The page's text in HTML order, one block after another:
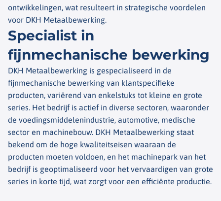
ontwikkelingen, wat resulteert in strategische voordelen
voor DKH Metaalbewerking.
Specialist in
fijnmechanische bewerking
DKH Metaalbewerking is gespecialiseerd in de
fijnmechanische bewerking van klantspecifieke
producten, variërend van enkelstuks tot kleine en grote
series. Het bedrijf is actief in diverse sectoren, waaronder
de voedingsmiddelenindustrie, automotive, medische
sector en machinebouw. DKH Metaalbewerking staat
bekend om de hoge kwaliteitseisen waaraan de
producten moeten voldoen, en het machinepark van het
bedrijf is geoptimaliseerd voor het vervaardigen van grote
series in korte tijd, wat zorgt voor een efficiënte productie.